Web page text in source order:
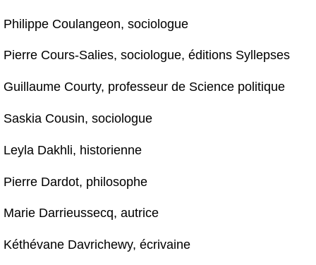
Philippe Coulangeon, sociologue
Pierre Cours-Salies, sociologue, éditions Syllepses
Guillaume Courty, professeur de Science politique
Saskia Cousin, sociologue
Leyla Dakhli, historienne
Pierre Dardot, philosophe
Marie Darrieussecq, autrice
Kéthévane Davrichewy, écrivaine